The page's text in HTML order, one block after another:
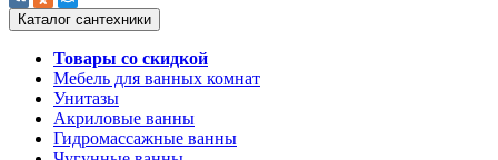
Каталог сантехники
Товары со скидкой
Мебель для ванных комнат
Унитазы
Акриловые ванны
Гидромассажные ванны